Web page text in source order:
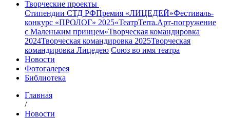
Творческие проекты
Стипендии СТД РФПремия «ЛИЦЕДЕЙ»Фестиваль-
конкурс «ПРОЛОГ» 2025«ТеатрТеrra.Арт-погружение
с Маленьким принцем»Творческая командировка
2024Творческая командировка 2025Творческая
командировка Лицедею Союз во имя театра
Новости
Фотогалерея
Библиотека
Главная
/
Новости